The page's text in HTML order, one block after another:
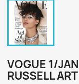
VOGUE 1/
RUSSELL